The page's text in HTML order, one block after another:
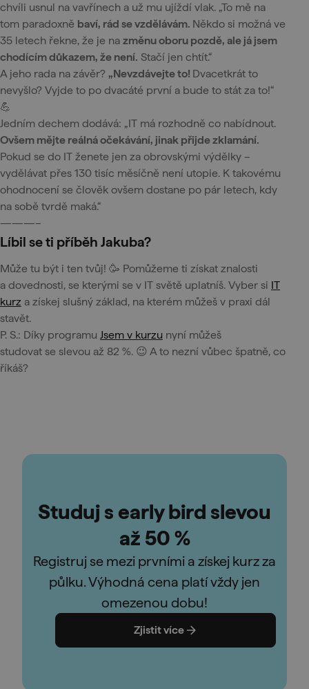
chvíli usnul na vavřínech a už mu ujíždí vlak. „To mě na
tom paradoxně baví, rád se vzdělávám. Někdo si možná ve
35 letech řekne, že je na změnu oboru pozdě, ale já jsem
chodícím důkazem, že není. Stačí jen chtít.“
A jeho rada na závěr? „Nevzdávejte to! Dvacetkrát to
nevyšlo? Vyjde to po dvacáté první a bude to stát za to!“
💪
Jedním dechem dodává: „IT má rozhodně co nabídnout.
Ovšem mějte reálná očekávání, jinak přijde zklamání.
Pokud se do IT ženete jen za obrovskými výdělky –
vydělávat přes 130 tisíc měsíčně není utopie. K takovému
ohodnocení se člověk ovšem dostane po pár letech, kdy
na sobě tvrdě maká.“
———–
Líbil se ti příběh Jakuba?
Může tu být i ten tvůj! 🥳 Pomůžeme ti získat znalosti
a dovednosti, se kterými se v IT světě uplatníš. Vyber si IT
kurz a získej slušný základ, na kterém můžeš v praxi dál
stavět.
P. S.: Díky programu Jsem v kurzu nyní můžeš
studovat se slevou až 82 %. 😉 A to nezní vůbec špatně, co
říkáš?
Studuj s early bird slevou
až 50 %
Registruj se mezi prvními a získej kurz za
půlku. Výhodná cena platí vždy jen
omezenou dobu!
Zjistit více